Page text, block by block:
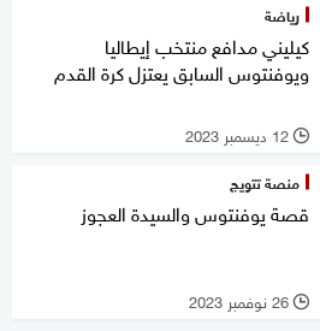
رياضة
كيليني مدافع منتخب إيطاليا
ويوفنتوس السابق يعتزل كرة القدم‭
l 12 ديسمبر 2023
منصة تتويج
قصة يوفنتوس والسيدة العجوز
l 26 نوفمبر 2023